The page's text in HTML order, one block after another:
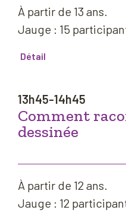
À partir de 13 ans.
Jauge : 15
Détail
13h45-14h45
Comment
dessinée
À partir de 12 ans.
Jauge : 12